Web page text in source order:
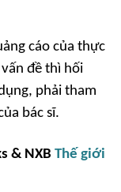
cáo của thực
đề thì hối
phải tham
bác sĩ.
& NXB Thế giới